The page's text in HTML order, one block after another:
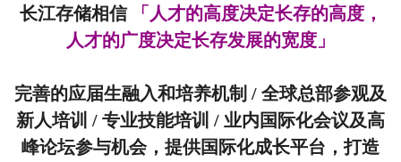
长江存储相信
「人才的高度决定长存的高度，
人才的广度决定长存发展的宽度」
完善的应届生融入和培养机制 / 全球总部参观及
新人培训 / 专业技能培训 / 业内国际化会议及高
峰论坛参与机会，提供国际化成长平台，打造